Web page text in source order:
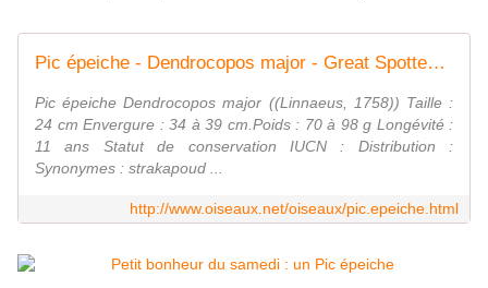
Pic épeiche - Dendrocopos major - Great Spotted Woodpecker
Pic épeiche Dendrocopos major ((Linnaeus, 1758)) Taille :
24 cm Envergure : 34 à 39 cm.Poids : 70 à 98 g Longévité :
11 ans Statut de conservation IUCN : Distribution :
Synonymes : strakapoud ...
http://www.oiseaux.net/oiseaux/pic.epeiche.html